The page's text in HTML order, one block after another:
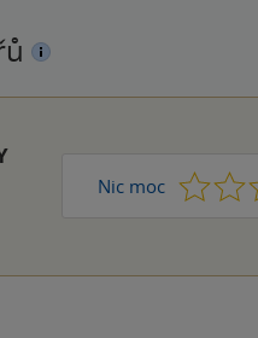
Nic moc 1 2 3 4